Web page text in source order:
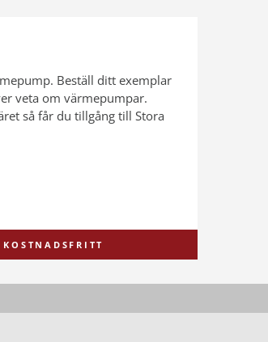
Beställ ditt exemplar
veta om värmepumpar.
så får du tillgång till Stora